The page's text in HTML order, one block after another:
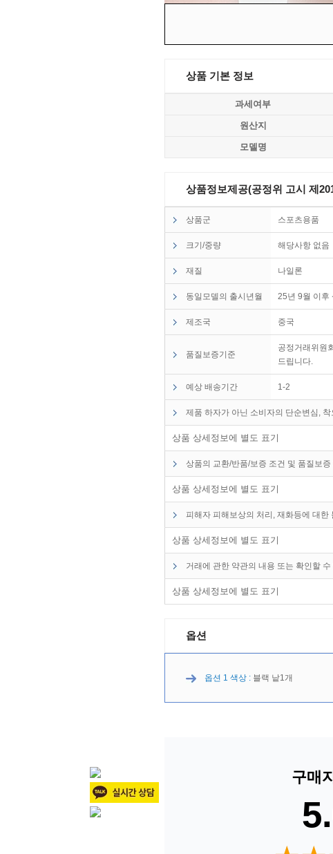
상품 기본 정보
과세여부
원산지
모델명
상품정보제공(공정위 고시 제
상품군 스포츠용품
크기/중량 해당사항 없음
재질 나일론
동일모델의 출시년월 25년 9월 이후
제조국 중국
품질보증기준
공정거래위원
드립니다.
예상 배송기간 1-2
제품 하자가 아닌 소비자의 단순변심,
상품 상세정보에 별도 표기
상품의 교환/반품/보증 조건 및 품질보증
상품 상세정보에 별도 표기
피해자 피해보상의 처리, 재화등에 대
상품 상세정보에 별도 표기
거래에 관한 약관의 내용 또는 확인할 수
상품 상세정보에 별도 표기
옵션
옵션 1 색상 : 블랙 낱1개
구매